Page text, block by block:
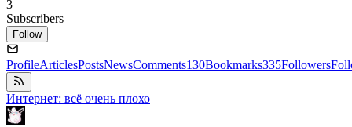
3
Subscribers
Follow
ProfileArticlesPostsNewsComments130Bookmarks335Followers
Интернет: всё очень плохо